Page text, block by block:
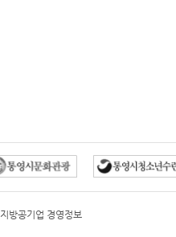
지방공기업 경영정보